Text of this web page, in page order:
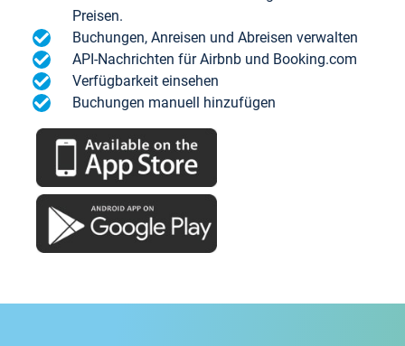
Preisen.
Buchungen, Anreisen und Abreisen verwalten
API-Nachrichten für Airbnb und Booking.com
Verfügbarkeit einsehen
Buchungen manuell hinzufügen